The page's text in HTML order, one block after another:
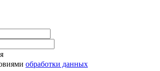
обработки данных